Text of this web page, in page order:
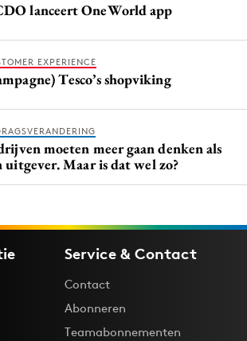
lanceert OneWorld app
EXPERIENCE
Tesco’s shopviking
moeten meer gaan denken als
uitgever. Maar is dat wel zo?
Service & Contact
Contact
Abonneren
Teamabonnementen